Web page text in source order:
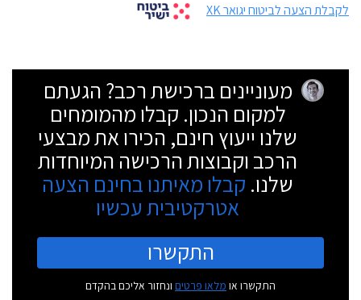
לקבלת הצעה לביטוח יגואר XK
מעוניינים ברכישת רכב? הגעתם
למקום הנכון. קבלו מהמומחים
שלנו ייעוץ חינם, הכירו את מבצעי
הרכב וקבוצות הרכישה המיוחדות
שלנו. קבלו מאיתנו בחינם הצעה
אטרקטיבית עכשיו
התקשרו
התקשרו או מלאו פרטים ונחזור אליכם בהקדם